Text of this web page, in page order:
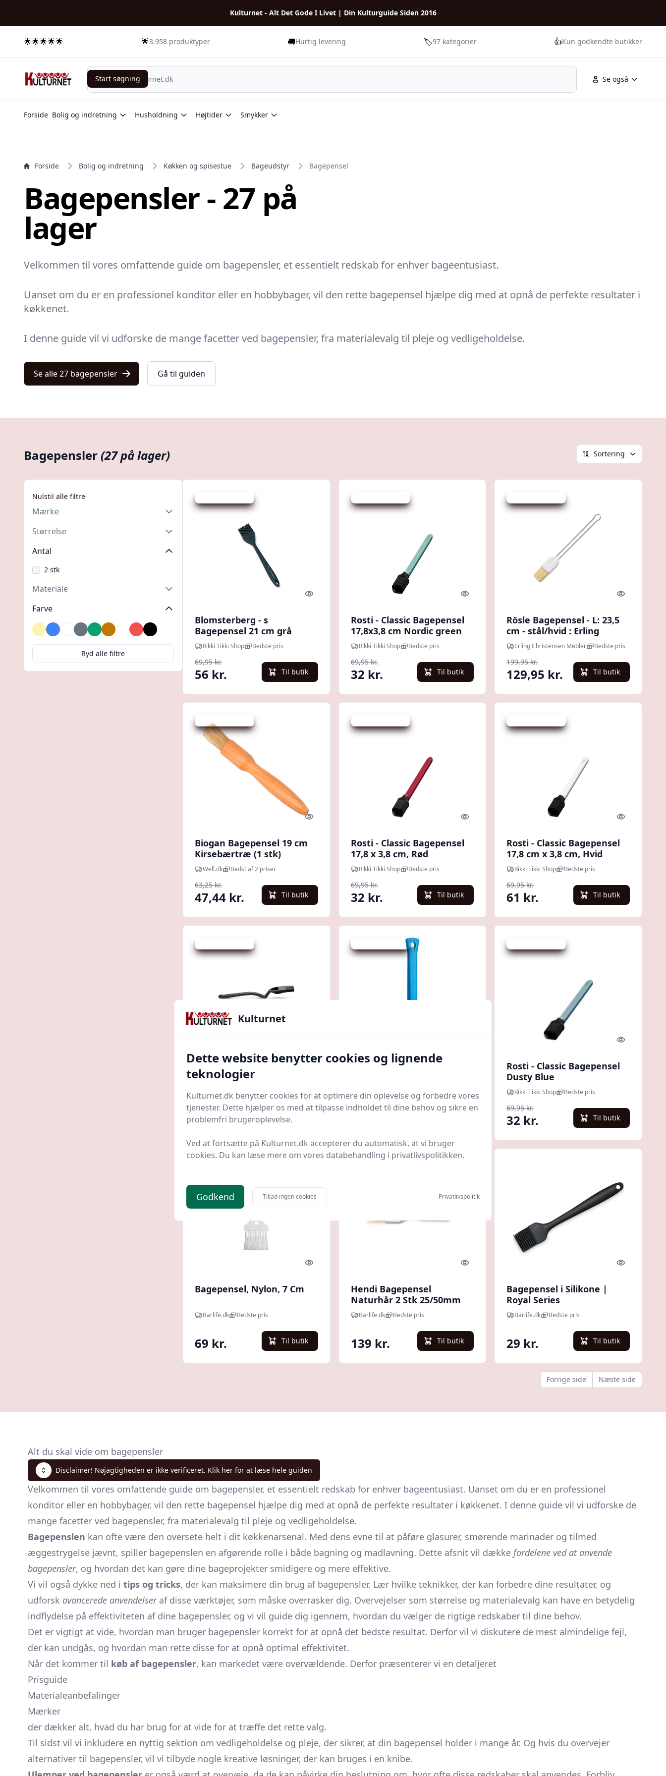
Kulturnet - Alt Det Gode I Livet | Din Kulturguide Siden 2016
🌟🌟🌟🌟🌟 🌟3.958 produktyper 🚚Hurtig levering 🏷️97 kategorier 👍Kun godkendte butikker
Se også
Start søgning
Start søgning
Forside Bolig og indretning Husholdning Højtider Smykker
Forside Bolig og indretning Køkken og spisestue Bageudstyr Bagepensel
Bagepensler - 27 på
lager
Velkommen til vores omfattende guide om bagepensler, et essentielt redskab for enhver bageentusiast.
Uanset om du er en professionel konditor eller en hobbybager, vil den rette bagepensel hjælpe dig med at opnå de perfekte resultater i
køkkenet.
I denne guide vil vi udforske de mange facetter ved bagepensler, fra materialevalg til pleje og vedligeholdelse.
Se alle 27 bagepensler Gå til guiden
Bagepensler(27 på lager) Sortering
Nulstil alle filtre
Mærke
Størrelse
Antal
2 stk
Materiale
Farve
Beige
Blå Flerfarvet
GråGrøn
Gul HvidRødSort
Ryd alle filtre
Quick look
Blomsterberg - s
Bagepensel 21 cm grå
Rikki Tikki Shop Bedste pris
69,95 kr.
56 kr. Til butik
Quick look
Rosti - Classic Bagepensel
17,8x3,8 cm Nordic green
Rikki Tikki Shop Bedste pris
69,95 kr.
32 kr. Til butik
Quick look
Rösle Bagepensel - L: 23,5
cm - stål/hvid : Erling
Christensen Møbler
Erling Christensen Møbler Bedste pris
199,95 kr.
129,95 kr. Til butik
Quick look
Biogan Bagepensel 19 cm
Kirsebærtræ (1 stk)
Well.dk Bedst af 2 priser
63,25 kr.
47,44 kr. Til butik
Quick look
Rosti - Classic Bagepensel
17,8 x 3,8 cm, Rød
Rikki Tikki Shop Bedste pris
69,95 kr.
32 kr. Til butik
Quick look
Rosti - Classic Bagepensel
17,8 cm x 3,8 cm, Hvid
Rikki Tikki Shop Bedste pris
69,95 kr.
61 kr. Til butik
Quick look
Dreamfarm Brizzle Black
Proshop.dk Bedst af 2 priser
69,95 kr.
39 kr. Til butik
Udsalg - spar 20 %
Quick look
Levnedsmiddelpensel,
cm., flere farver - Gul / 3
cm | Børster og koste |
Sikkerhedsgiganten Bedste pris
24,75 kr.
Quick look
Rosti - Classic Bagepensel
Dusty Blue
Rikki Tikki Shop Bedste pris
69,95 kr.
32 kr. Til butik
Quick look
Bagepensel, Nylon, 7 Cm
Barlife.dk Bedste pris
69 kr. Til butik
Quick look
Hendi Bagepensel
Naturhår 2 Stk 25/50mm
Barlife.dk Bedste pris
139 kr. Til butik
Quick look
Bagepensel i Silikone |
Royal Series
Barlife.dk Bedste pris
29 kr. Til butik
Forrige side Næste side
Alt du skal vide om bagepensler
Disclaimer! Nøjagtigheden er ikke verificeret. Klik her for at læse hele guiden
Velkommen til vores omfattende guide om bagepensler, et essentielt redskab for enhver bageentusiast. Uanset om du er en professionel
konditor eller en hobbybager, vil den rette bagepensel hjælpe dig med at opnå de perfekte resultater i køkkenet. I denne guide vil vi udforske de
mange facetter ved bagepensler, fra materialevalg til pleje og vedligeholdelse.
Bagepenslen kan ofte være den oversete helt i dit køkkenarsenal. Med dens evne til at påføre glasurer, smørende marinader og tilmed
æggestrygelse jævnt, spiller bagepenslen en afgørende rolle i både bagning og madlavning. Dette afsnit vil dække fordelene ved at anvende
bagepensler, og hvordan det kan gøre dine bageprojekter smidigere og mere effektive.
Vi vil også dykke ned i tips og tricks, der kan maksimere din brug af bagepensler. Lær hvilke teknikker, der kan forbedre dine resultater, og
udforsk avancerede anvendelseraf disse værktøjer, som måske overrasker dig. Overvejelser som størrelse og materialevalg kan have en betydelig
indflydelse på effektiviteten af dine bagepensler, og vi vil guide dig igennem, hvordan du vælger de rigtige redskaber til dine behov.
Det er vigtigt at vide, hvordan man bruger bagepensler korrekt for at opnå det bedste resultat. Derfor vil vi diskutere de mest almindelige fejl,
der kan undgås, og hvordan man rette disse for at opnå optimal effektivitet.
Når det kommer til køb af bagepensler, kan markedet være overvældende. Derfor præsenterer vi en detaljeret
Prisguide
Materialeanbefalinger
Mærker
der dækker alt, hvad du har brug for at vide for at træffe det rette valg.
Til sidst vil vi inkludere en nyttig sektion om vedligeholdelse og pleje, der sikrer, at din bagepensel holder i mange år. Og hvis du overvejer
alternativer til bagepensler, vil vi tilbyde nogle kreative løsninger, der kan bruges i en knibe.
Kulturnet
Dette website benytter cookies og lignende
teknologier
Kulturnet.dk benytter cookies for at optimere din oplevelse og forbedre vores
tjenester. Dette hjælper os med at tilpasse indholdet til dine behov og sikre en
problemfri brugeroplevelse.
Ved at fortsætte på Kulturnet.dk accepterer du automatisk, at vi bruger
cookies. Du kan læse mere om vores databehandling i privatlivspolitikken.
Godkend Tillad ingen cookies Privatlivspolitik